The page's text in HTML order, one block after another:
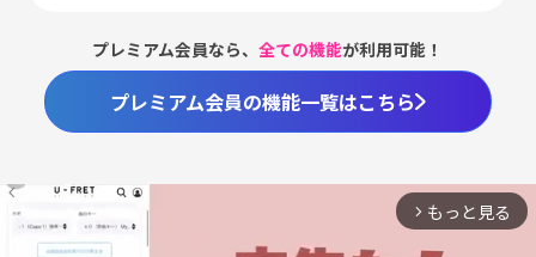
プレミアム会員なら、全ての機能が利用可能！
プレミアム会員の機能一覧はこちら
arrow_forward_ios もっと見る